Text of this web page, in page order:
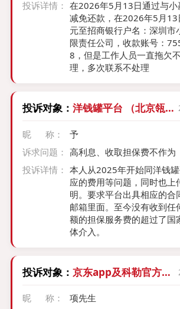
后、消费纠纷责任主体，其
为违法，现诉求：全额原路
元。 补充举证： App Store
证实： 软件开发商书面自
款权限全部由 Apple 官方管
退款操作权限，苹果客服推
扣费、申请退款被拒的同类
产品订阅弹窗容易被孩童
投诉详情： 在2026年5月13日通过与小
减免还款，在2026年5月
元至招商银行户名：深圳市
限责任公司，收款账号：
8，但是工作人员一直拖欠
理，多次联系不处理
投诉对象： 洋钱罐平台 （北京瓴岳
昵 称：
予
诉求问题： 高利息、收取担保费不作为
投诉详情： 本人从2025年开始同洋钱
应的费用等问题，同时也上
明。要求平台出具相应的合
邮箱里面。至今没有收到任
额的担保服务费的超过了国
体介入。
投诉对象： 京东app及科勒官方旗
昵 称：
项先生